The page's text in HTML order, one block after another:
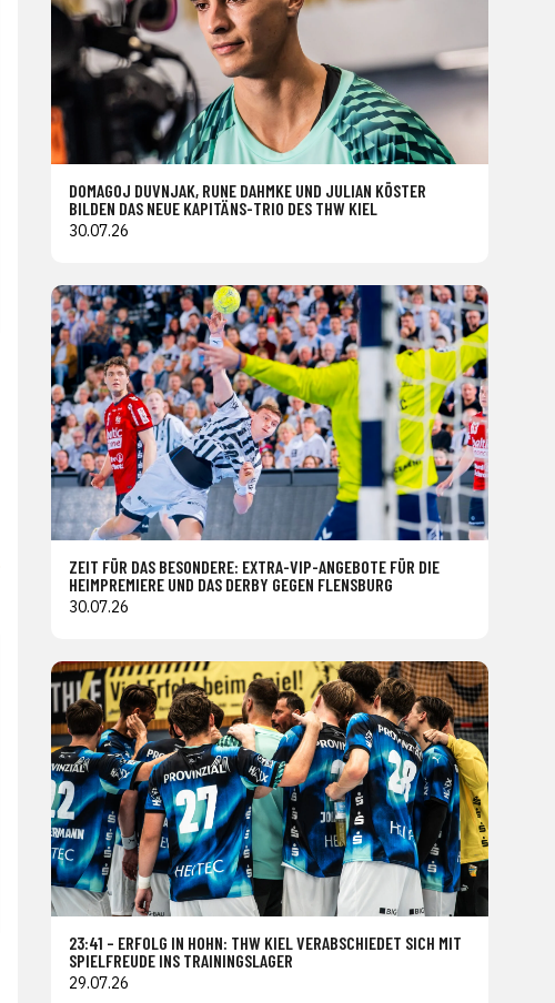
DOMAGOJ DUVNJAK, RUNE DAHMKE UND JULIAN KÖSTER
BILDEN DAS NEUE KAPITÄNS-TRIO DES THW KIEL
30.07.26
ZEIT FÜR DAS BESONDERE: EXTRA-VIP-ANGEBOTE FÜR DIE
HEIMPREMIERE UND DAS DERBY GEGEN FLENSBURG
30.07.26
23:41 – ERFOLG IN HOHN: THW KIEL VERABSCHIEDET SICH MIT
SPIELFREUDE INS TRAININGSLAGER
29.07.26